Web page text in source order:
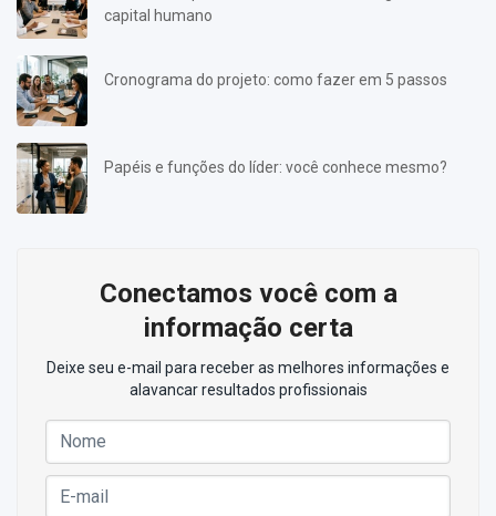
capital humano
Cronograma do projeto: como fazer em 5 passos
Papéis e funções do líder: você conhece mesmo?
Conectamos você com a
informação certa
Deixe seu e-mail para receber as melhores informações e
alavancar resultados profissionais